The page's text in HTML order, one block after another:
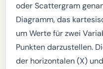
oder Scattergram
Diagramm, das
um Werte für zwei
Punkten darzustellen.
der horizontalen (X)